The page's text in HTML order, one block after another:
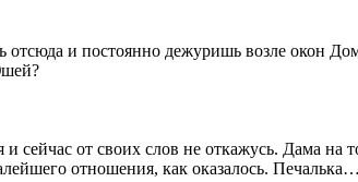
и постоянно дежуришь возле окон
сейчас от своих слов не откажусь. Дама
отношения, как оказалось.